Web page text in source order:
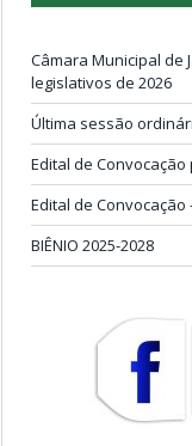
Câmara Municipal de
legislativos de 2026
Última sessão
Edital de
Edital de
BIÊNIO 2025-2028